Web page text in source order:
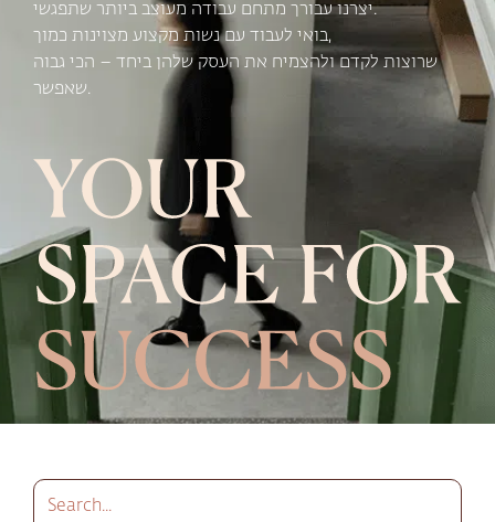
יצרנו עבורך מתחם עבודה מעוצב ביותר שתפגשי.
בואי לעבוד עם נשות מקצוע מצוינות כמוך,
שרוצות לקדם ולהצמיח את העסק שלהן ביחד – הכי גבוה
שאפשר.